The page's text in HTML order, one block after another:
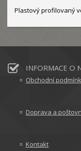
Plastový profilovaný
INFORMACE O
Obchodní
Doprava a
Kontakt